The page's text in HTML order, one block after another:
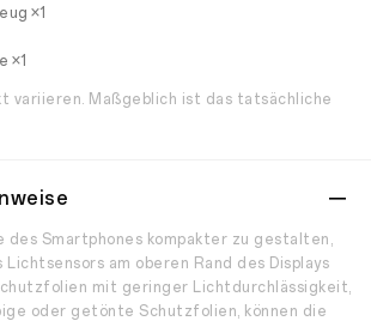
×1
×1
variieren. Maßgeblich ist das tatsächliche
des Smartphones kompakter zu gestalten,
am oberen Rand des Displays
mit geringer Lichtdurchlässigkeit,
oder getönte Schutzfolien, können die